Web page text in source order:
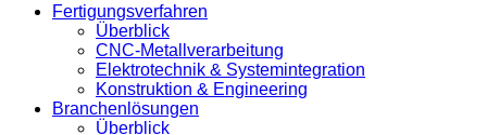
Fertigungsverfahren
Überblick
CNC-Metallverarbeitung
Elektrotechnik & Systemintegration
Konstruktion & Engineering
Branchenlösungen
Überblick